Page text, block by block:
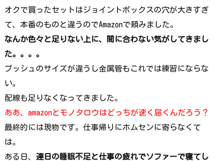
オクで買ったセットはジョイントボックスの穴が大きすぎ
て、本番のものと違うのでAmazonで頼みました。
なんか色々と足りない上に、間に合わない気がしてきまし
た。。。。
ブッシュのサイズが違うし金属管もこれでは練習にならな
い。
配線も足りなくなってきました。
ああ、amazonとモノタロウはどっちが速く届くんだろう？
最終的には現物です。仕事帰りにホムセンに寄らなくて
は。
ある日、 連日の睡眠不足と仕事の疲れでソファーで寝てし